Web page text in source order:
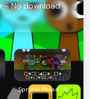
- No download
Sprunki Phase 1.5